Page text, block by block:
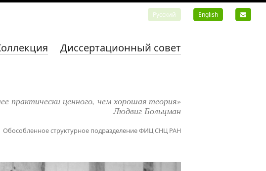
Русский English
Диссертационный совет
практически ценного, чем хорошая теория»
Людвиг Больцман
Обособленное структурное подразделение ФИЦ СНЦ РАН